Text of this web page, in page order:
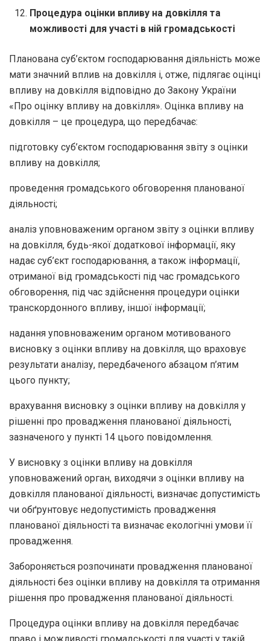
Процедура оцінки впливу на довкілля та
можливості для участі в ній громадськості
Планована суб’єктом господарювання діяльність може
мати значний вплив на довкілля і, отже, підлягає оцінці
впливу на довкілля відповідно до Закону України
«Про оцінку впливу на довкілля». Оцінка впливу на
довкілля – це процедура, що передбачає:
підготовку суб’єктом господарювання звіту з оцінки
впливу на довкілля;
проведення громадського обговорення планованої
діяльності;
аналіз уповноваженим органом звіту з оцінки впливу
на довкілля, будь-якої додаткової інформації, яку
надає суб’єкт господарювання, а також інформації,
отриманої від громадськості під час громадського
обговорення, під час здійснення процедури оцінки
транскордонного впливу, іншої інформації;
надання уповноваженим органом мотивованого
висновку з оцінки впливу на довкілля, що враховує
результати аналізу, передбаченого абзацом п’ятим
цього пункту;
врахування висновку з оцінки впливу на довкілля у
рішенні про провадження планованої діяльності,
зазначеного у пункті 14 цього повідомлення.
У висновку з оцінки впливу на довкілля
уповноважений орган, виходячи з оцінки впливу на
довкілля планованої діяльності, визначає допустимість
чи обґрунтовує недопустимість провадження
планованої діяльності та визначає екологічні умови її
провадження.
Забороняється розпочинати провадження планованої
діяльності без оцінки впливу на довкілля та отримання
рішення про провадження планованої діяльності.
Процедура оцінки впливу на довкілля передбачає